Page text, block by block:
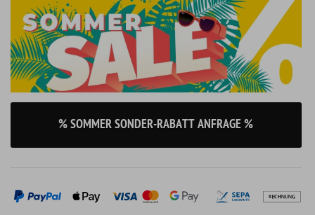
% SOMMER SONDER-RABATT ANFRAGE %